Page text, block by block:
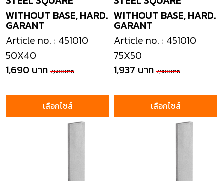
GARANT
WITHOUT BASE, HARD.
Article no. : 451010
50X40
1,690 บาท 2,600 บาท
เลือกไซส์
GARANT
WITHOUT BASE, HARD.
Article no. : 451010
75X50
1,937 บาท 2,980 บาท
เลือกไซส์